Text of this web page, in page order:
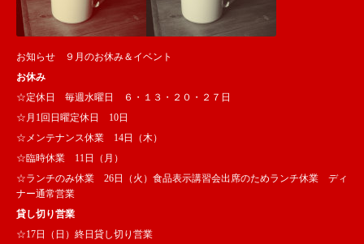
お知らせ ９月のお休み＆イベント
お休み
☆定休日 毎週水曜日 ６・１３・２０・２７日
☆月1回日曜定休日 10日
☆メンテナンス休業 14日（木）
☆臨時休業 11日（月）
☆ランチのみ休業 26日（火）食品表示講習会出席のためランチ休業 ディ
ナー通常営業
貸し切り営業
☆17日（日）終日貸し切り営業